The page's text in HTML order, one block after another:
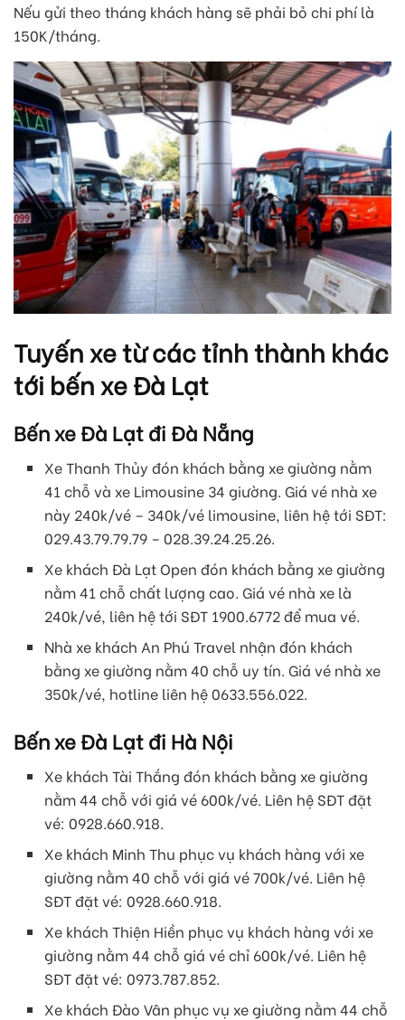
Nếu gửi theo tháng khách hàng sẽ phải bỏ chi phí là
150K/tháng.
Tuyến xe từ các tỉnh thành khác
tới bến xe Đà Lạt
Bến xe Đà Lạt đi Đà Nẵng
Xe Thanh Thủy đón khách bằng xe giường nằm
41 chỗ và xe Limousine 34 giường. Giá vé nhà xe
này 240k/vé – 340k/vé limousine, liên hệ tới SĐT:
029.43.79.79.79 – 028.39.24.25.26.
Xe khách Đà Lạt Open đón khách bằng xe giường
nằm 41 chỗ chất lượng cao. Giá vé nhà xe là
240k/vé, liên hệ tới SĐT 1900.6772 để mua vé.
Nhà xe khách An Phú Travel nhận đón khách
bằng xe giường nằm 40 chỗ uy tín. Giá vé nhà xe
350k/vé, hotline liên hệ 0633.556.022.
Bến xe Đà Lạt đi Hà Nội
Xe khách Tài Thắng đón khách bằng xe giường
nằm 44 chỗ với giá vé 600k/vé. Liên hệ SĐT đặt
vé: 0928.660.918.
Xe khách Minh Thu phục vụ khách hàng với xe
giường nằm 40 chỗ với giá vé 700k/vé. Liên hệ
SĐT đặt vé: 0928.660.918.
Xe khách Thiện Hiền phục vụ khách hàng với xe
giường nằm 44 chỗ giá vé chỉ 600k/vé. Liên hệ
SĐT đặt vé: 0973.787.852.
Xe khách Đào Vân phục vụ xe giường nằm 44 chỗ